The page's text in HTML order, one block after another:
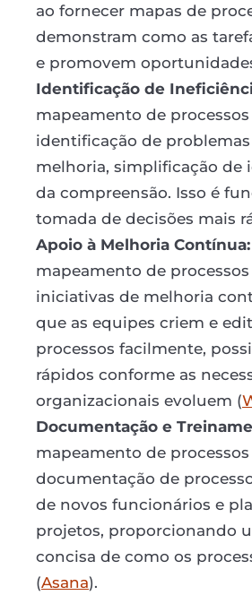
ao fornecer mapas de
demonstram como as
e promovem
Identificação de
mapeamento de
identificação de problemas
melhoria, simplificação de
da compreensão. Isso é
tomada de decisões mais
Apoio à Melhoria Contínua:
mapeamento de
iniciativas de melhoria
que as equipes criem e
processos facilmente,
rápidos conforme as
organizacionais evoluem (
Documentação e
mapeamento de
documentação de
de novos funcionários e
projetos, proporcionando
concisa de como os
(Asana).